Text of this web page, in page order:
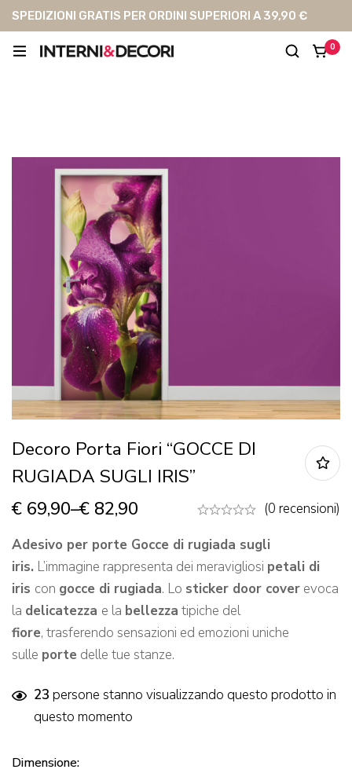
SPEDIZIONI GRATIS PER ORDINI SUPERIORI A 39,90 €
0
Decoro Porta Fiori “GOCCE DI
RUGIADA SUGLI IRIS”
€ 69,90–€ 82,90
(0 recensioni)
Adesivo per porte Gocce di rugiada sugli
iris. L’immagine rappresenta dei meravigliosi petali di
iris con gocce di rugiada. Lo sticker door cover evoca
la delicatezza e la bellezza tipiche del
fiore, trasferendo sensazioni ed emozioni uniche
sulle porte delle tue stanze.
23 persone stanno visualizzando questo prodotto in
questo momento
Dimensione: